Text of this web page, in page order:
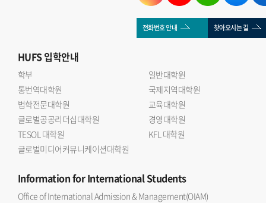
전화번호 안내 찾아오시는 길
HUFS입학안내
학부
일반대학원
통번역대학원
국제지역대학원
법학전문대학원
교육대학원
글로벌공공리더십대학원
경영대학원
TESOL 대학원
KFL 대학원
글로벌미디어커뮤니케이션대학원
Informationfor International Students
Office of International Admission & Management(OIAM)